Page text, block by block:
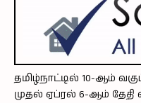
தமிழ்நாட்டில் 10-ஆம்
முதல் ஏப்ரல் 6-ஆம்